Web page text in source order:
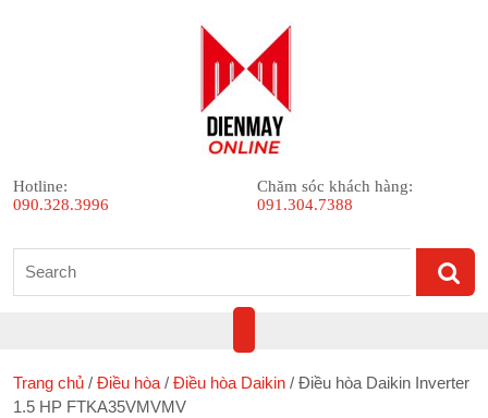
Hotline:
090.328.3996
Chăm sóc khách hàng:
091.304.7388
for:
Button
Trang chủ / Điều hòa / Điều hòa Daikin / Điều hòa Daikin Inverter
1.5 HP FTKA35VMVMV